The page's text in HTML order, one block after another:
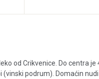
od Crikvenice. Do centra je
podrum). Domaćin